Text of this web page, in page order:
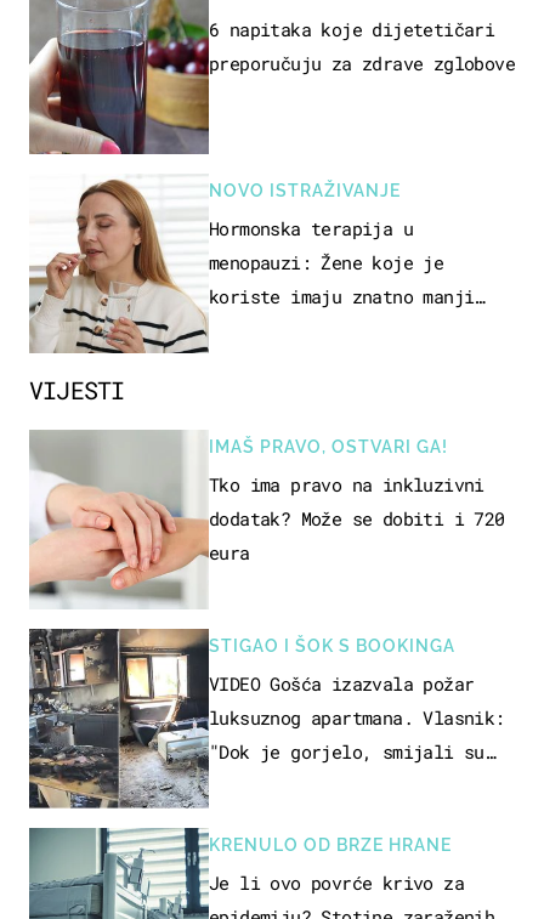
VIJESTI
IMAŠ PRAVO, OSTVARI GA!
Tko ima pravo na inkluzivni
dodatak? Može se dobiti i 720
eura
STIGAO I ŠOK S BOOKINGA
VIDEO Gošća izazvala požar
luksuznog apartmana. Vlasnik:
"Dok je gorjelo, smijali su
KRENULO OD BRZE HRANE
Je li ovo povrće krivo za
PREHRANU
6 napitaka koje dijetetičari
preporučuju za zdrave zglobove
NOVO ISTRAŽIVANJE
Hormonska terapija u
menopauzi: Žene koje je
koriste imaju znatno manji